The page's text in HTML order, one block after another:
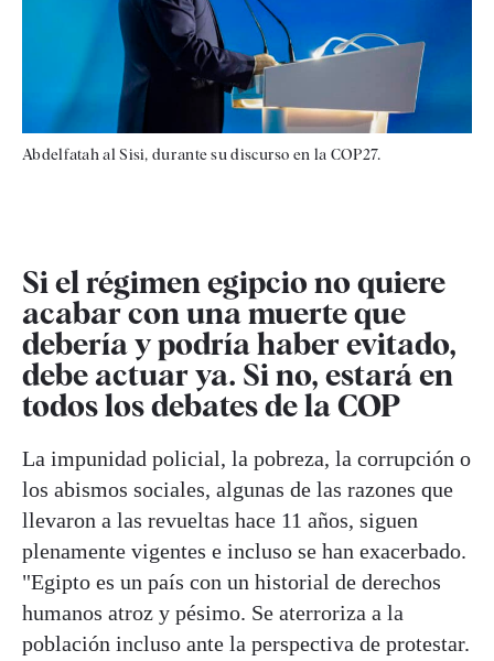
Abdelfatah al Sisi, durante su discurso en la COP27.
Si el régimen egipcio no quiere
acabar con una muerte que
debería y podría haber evitado,
debe actuar ya. Si no, estará en
todos los debates de la COP
La impunidad policial, la pobreza, la corrupción o
los abismos sociales, algunas de las razones que
llevaron a las revueltas hace 11 años, siguen
plenamente vigentes e incluso se han exacerbado.
"Egipto es un país con un historial de derechos
humanos atroz y pésimo. Se aterroriza a la
población incluso ante la perspectiva de protestar.